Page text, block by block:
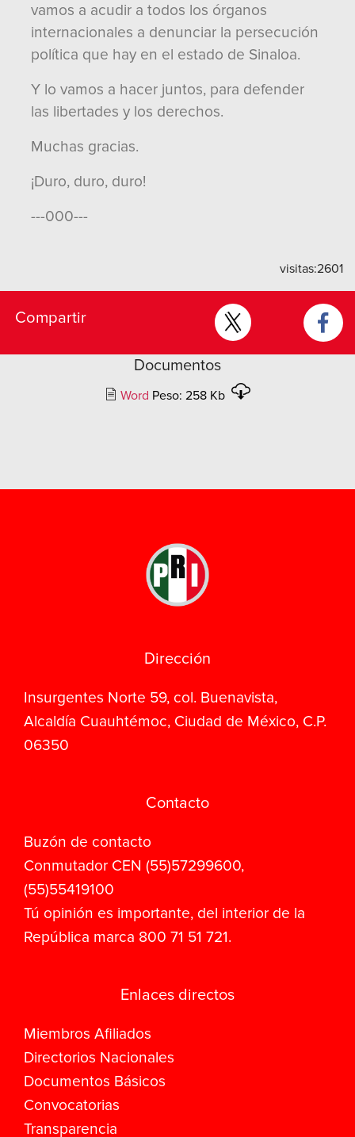
vamos a acudir a todos los órganos
internacionales a denunciar la persecución
política que hay en el estado de Sinaloa.
Y lo vamos a hacer juntos, para defender
las libertades y los derechos.
Muchas gracias.
¡Duro, duro, duro!
---000---
visitas:2601
Compartir
Documentos
Word Peso: 258 Kb
Dirección
Insurgentes Norte 59, col. Buenavista,
Alcaldía Cuauhtémoc, Ciudad de México, C.P.
06350
Contacto
Buzón de contacto
Conmutador CEN (55)57299600,
(55)55419100
Tú opinión es importante, del interior de la
República marca 800 71 51 721.
Enlaces directos
Miembros Afiliados
Directorios Nacionales
Documentos Básicos
Convocatorias
Transparencia